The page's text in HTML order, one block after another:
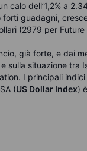
calo dell’1,2% a
guadagni,
(2979 per Future
già forte, e dai
sulla situazione tra
I principali
(US Dollar Index)